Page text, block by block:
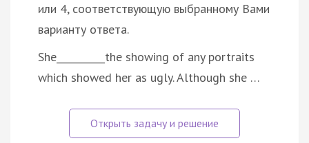
или 4, соответствующую выбранному Вами
варианту ответа.
She__________the showing of any portraits
which showed her as ugly. Although she …